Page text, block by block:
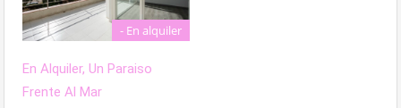
- En alquiler
En Alquiler, Un Paraiso
Frente Al Mar